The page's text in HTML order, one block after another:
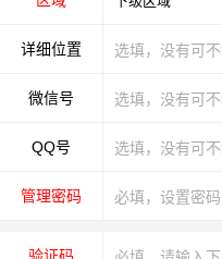
详细位置
微信号
QQ号
管理密码